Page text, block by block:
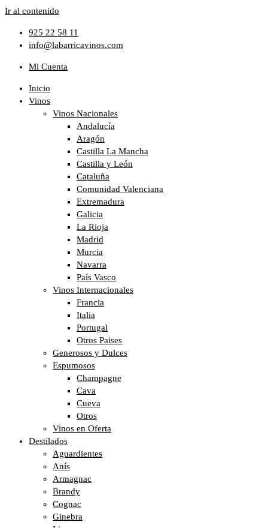
Ir al contenido
925 22 58 11
info@labarricavinos.com
Mi Cuenta
Inicio
Vinos
Vinos Nacionales
Andalucía
Aragón
Castilla La Mancha
Castilla y León
Cataluña
Comunidad Valenciana
Extremadura
Galicia
La Rioja
Madrid
Murcia
Navarra
País Vasco
Vinos Internacionales
Francia
Italia
Portugal
Otros Paises
Generosos y Dulces
Espumosos
Champagne
Cava
Cueva
Otros
Vinos en Oferta
Destilados
Aguardientes
Anís
Armagnac
Brandy
Cognac
Ginebra